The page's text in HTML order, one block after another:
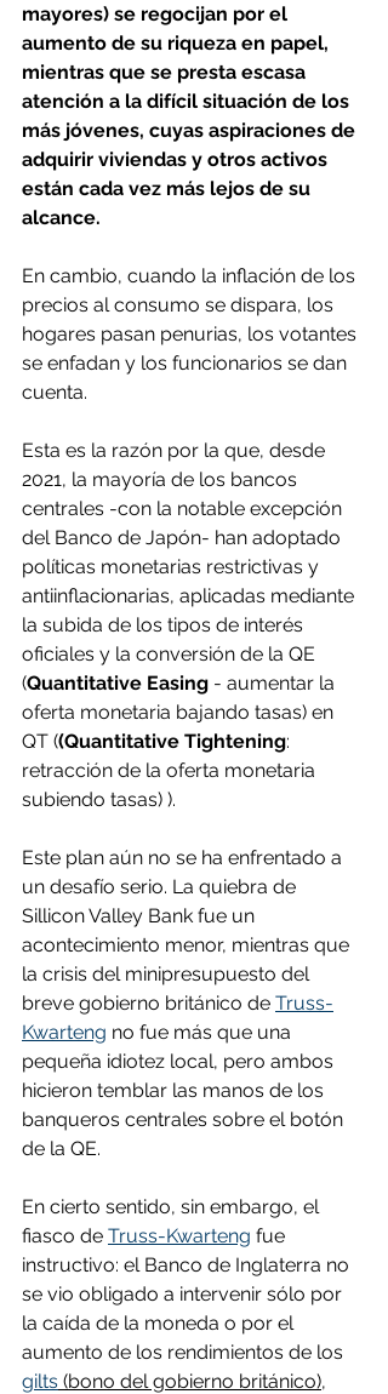
mayores) se regocijan por el
aumento de su riqueza en papel,
mientras que se presta escasa
atención a la difícil situación de los
más jóvenes, cuyas aspiraciones de
adquirir viviendas y otros activos
están cada vez más lejos de su
alcance.
En cambio, cuando la inflación de los
precios al consumo se dispara, los
hogares pasan penurias, los votantes
se enfadan y los funcionarios se dan
cuenta.
Esta es la razón por la que, desde
2021, la mayoría de los bancos
centrales -con la notable excepción
del Banco de Japón- han adoptado
políticas monetarias restrictivas y
antiinflacionarias, aplicadas mediante
la subida de los tipos de interés
oficiales y la conversión de la QE
(Quantitative Easing - aumentar la
oferta monetaria bajando tasas) en
QT ((Quantitative Tightening:
retracción de la oferta monetaria
subiendo tasas) ).
Este plan aún no se ha enfrentado a
un desafío serio. La quiebra de
Sillicon Valley Bank fue un
acontecimiento menor, mientras que
la crisis del minipresupuesto del
breve gobierno británico de Truss-
Kwarteng no fue más que una
pequeña idiotez local, pero ambos
hicieron temblar las manos de los
banqueros centrales sobre el botón
de la QE.
En cierto sentido, sin embargo, el
fiasco de Truss-Kwarteng fue
instructivo: el Banco de Inglaterra no
se vio obligado a intervenir sólo por
la caída de la moneda o por el
aumento de los rendimientos de los
gilts (bono del gobierno británico),